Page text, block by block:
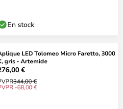
En stock
LED Tolomeo Micro Faretto, 3000
gris - Artemide
€
344,00 €
-68,00 €